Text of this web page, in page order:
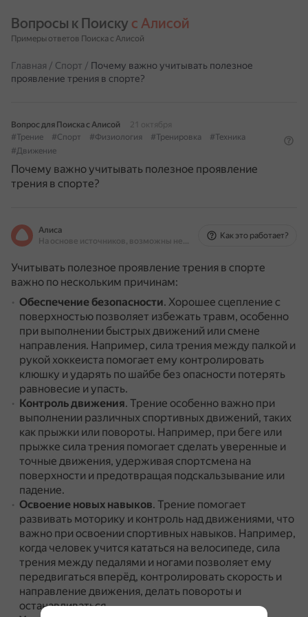
Вопросы к Поиску с Алисой
Примеры ответов Поиска с Алисой
Главная / Спорт / Почему важно учитывать полезное
проявление трения в спорте?
Вопрос для Поиска с Алисой
21 октября
#Трение
#Спорт #Физиология #Тренировка
#Техника
#Движение
Почему важно учитывать полезное проявление
трения в спорте?
Алиса
На основе источников, возможны неточности
Как это работает?
Учитывать полезное проявление трения в спорте
важно по нескольким причинам:
Обеспечение безопасности. Хорошее сцепление с
поверхностью позволяет избежать травм, особенно
при выполнении быстрых движений или смене
направления. Например, сила трения между палкой и
рукой хоккеиста помогает ему контролировать
клюшку и ударять по шайбе без опасности потерять
равновесие и упасть.
Контроль движения. Трение особенно важно при
выполнении различных спортивных движений, таких
как прыжки или повороты. Например, при беге или
прыжке сила трения помогает сделать уверенные и
точные движения, удерживая спортсмена на
поверхности и предотвращая подскальзывание или
падение.
Освоение новых навыков. Трение помогает
развивать моторику и контроль над движениями, что
важно при освоении спортивных навыков. Например,
когда человек учится кататься на велосипеде, сила
трения между педалями и ногами позволяет ему
передвигаться вперёд, контролировать скорость и
направление движения, делать повороты и
останавливаться.